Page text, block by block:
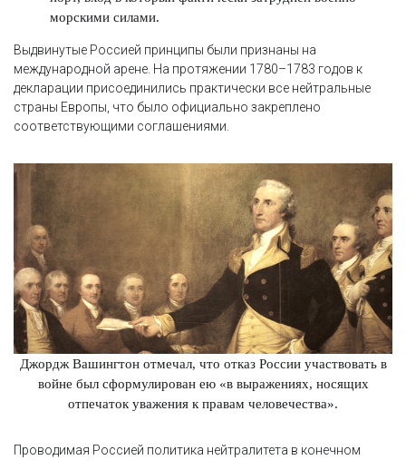
морскими силами.
Выдвинутые Россией принципы были признаны на
международной арене. На протяжении 1780–1783 годов к
декларации присоединились практически все нейтральные
страны Европы, что было официально закреплено
соответствующими соглашениями.
Джордж Вашингтон отмечал, что отказ России участвовать в
войне был сформулирован ею «в выражениях, носящих
отпечаток уважения к правам человечества».
Проводимая Россией политика нейтралитета в конечном